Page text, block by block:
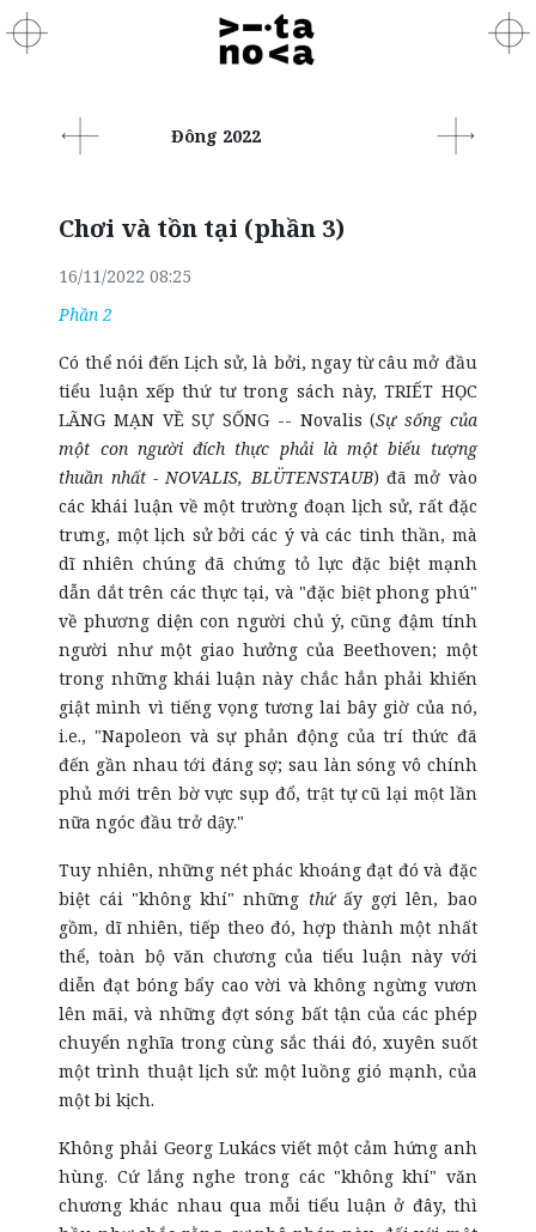
Đông 2022
Chơi và tồn tại (phần 3)
16/11/2022 08:25
Phần 2
Có thể nói đến Lịch sử, là bởi, ngay từ câu mở đầu
tiểu luận xếp thứ tư trong sách này, TRIẾT HỌC
LÃNG MẠN VỀ SỰ SỐNG -- Novalis (Sự sống của
một con người đích thực phải là một biểu tượng
thuần nhất - NOVALIS, BLÜTENSTAUB) đã mở vào
các khái luận về một trường đoạn lịch sử, rất đặc
trưng, một lịch sử bởi các ý và các tinh thần, mà
dĩ nhiên chúng đã chứng tỏ lực đặc biệt mạnh
dẫn dắt trên các thực tại, và "đặc biệt phong phú"
về phương diện con người chủ ý, cũng đậm tính
người như một giao hưởng của Beethoven; một
trong những khái luận này chắc hẳn phải khiến
giật mình vì tiếng vọng tương lai bây giờ của nó,
i.e., "Napoleon và sự phản động của trí thức đã
đến gần nhau tới đáng sợ; sau làn sóng vô chính
phủ mới trên bờ vực sụp đổ, trật tự cũ lại một lần
nữa ngóc đầu trở dậy."
Tuy nhiên, những nét phác khoáng đạt đó và đặc
biệt cái "không khí" những thứấy gợi lên, bao
gồm, dĩ nhiên, tiếp theo đó, hợp thành một nhất
thể, toàn bộ văn chương của tiểu luận này với
diễn đạt bóng bẩy cao vời và không ngừng vươn
lên mãi, và những đợt sóng bất tận của các phép
chuyển nghĩa trong cùng sắc thái đó, xuyên suốt
một trình thuật lịch sử: một luồng gió mạnh, của
một bi kịch.
Không phải Georg Lukács viết một cảm hứng anh
hùng. Cứ lắng nghe trong các "không khí" văn
chương khác nhau qua mỗi tiểu luận ở đây, thì